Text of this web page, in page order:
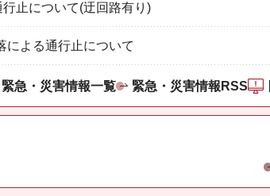
止について(迂回路有り)
による通行止について
緊急・災害情報一覧 緊急・災害情報RSS